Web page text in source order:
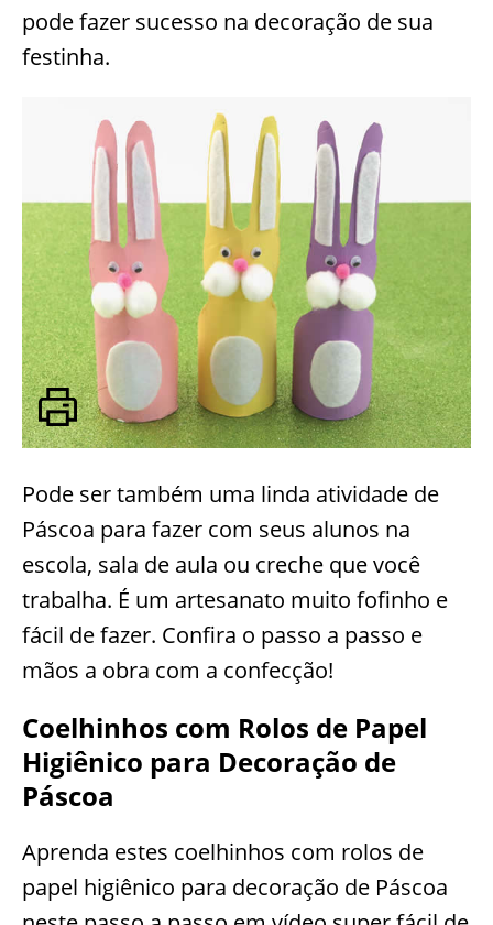
pode fazer sucesso na decoração de sua
festinha.
Pode ser também uma linda atividade de
Páscoa para fazer com seus alunos na
escola, sala de aula ou creche que você
trabalha. É um artesanato muito fofinho e
fácil de fazer. Confira o passo a passo e
mãos a obra com a confecção!
Coelhinhos com Rolos de Papel
Higiênico para Decoração de
Páscoa
Aprenda estes coelhinhos com rolos de
papel higiênico para decoração de Páscoa